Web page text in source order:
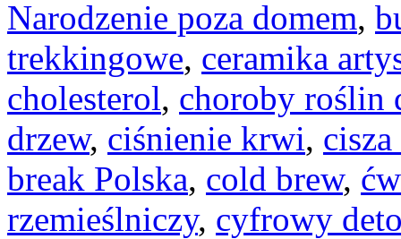
Narodzenie poza domem,
trekkingowe, ceramika
cholesterol, choroby roślin
drzew, ciśnienie krwi,
break Polska, cold brew,
rzemieślniczy, cyfrowy